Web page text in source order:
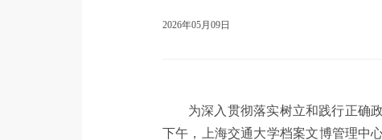
2026年05月09日
为深入贯彻落实树立和践行正确
下午，上海交通大学档案文博管理中